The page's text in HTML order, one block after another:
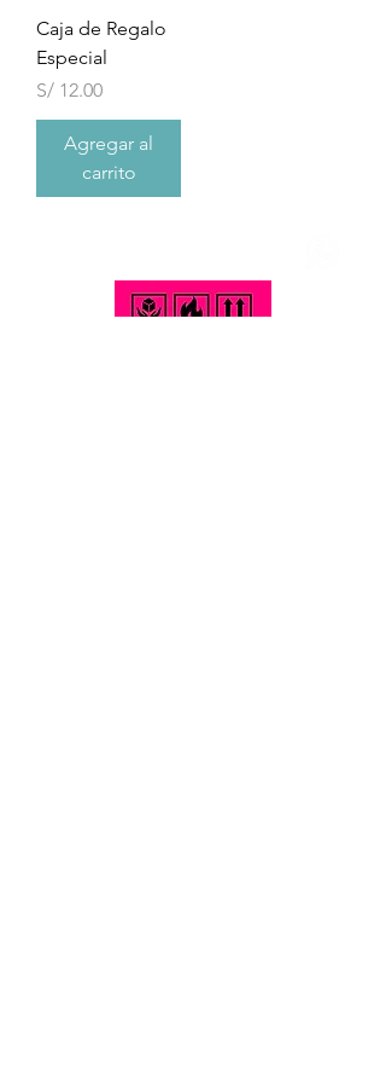
Caja de Regalo
Especial
Precio
S/ 12.00
Agregar al
carrito